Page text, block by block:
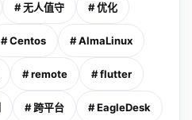
# 无人值守 # 优化
# Centos # AlmaLinux
# remote # flutter
# 跨平台 # EagleDesk